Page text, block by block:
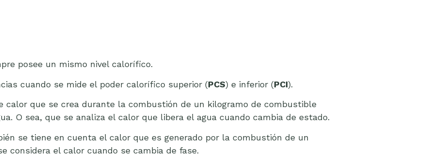
posee un mismo nivel calorífico.
cuando se mide el poder calorífico superior (PCS) e inferior (PCI).
que se crea durante la combustión de un kilogramo de combustible
O sea, que se analiza el calor que libera el agua cuando cambia de estado.
se tiene en cuenta el calor que es generado por la combustión de un
considera el calor cuando se cambia de fase.